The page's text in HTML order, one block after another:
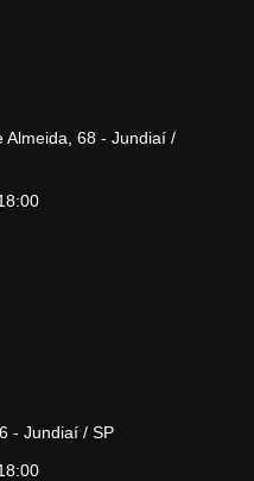
Almeida, 68 - Jundiaí /
- Jundiaí / SP